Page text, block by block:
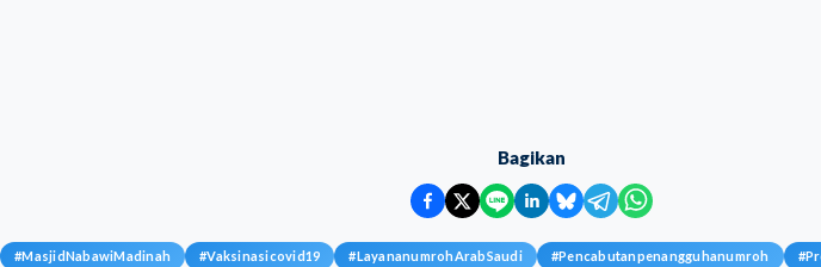
Bagikan
#MasjidNabawiMadinah #Vaksinasicovid19 #LayananumrohArabSaudi #Pencabutanpenangguhanumroh #